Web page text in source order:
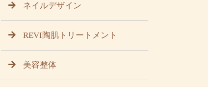
ネイルデザイン
REVI陶肌トリートメント
美容整体